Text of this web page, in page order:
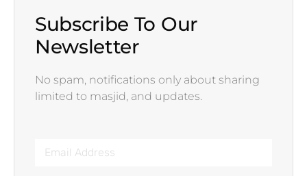
Subscribe To Our
Newsletter
No spam, notifications only about sharing
limited to masjid, and updates.